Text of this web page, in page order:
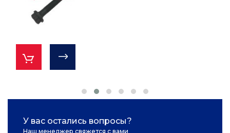
У вас остались вопросы?
Наш менеджер свяжется с вами